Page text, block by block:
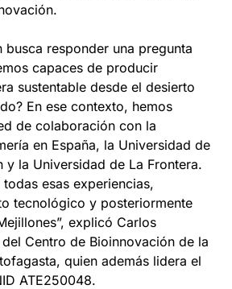
busca responder una pregunta
capaces de producir
sustentable desde el desierto
En ese contexto, hemos
de colaboración con la
en España, la Universidad de
y la Universidad de La Frontera.
esas experiencias,
tecnológico y posteriormente
explicó Carlos
Centro de Bioinnovación de la
quien además lidera el
ATE250048.